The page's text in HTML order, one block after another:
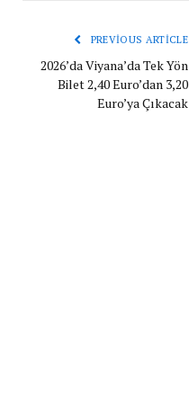
PREVIOUS ARTICLE
2026’da Viyana’da Tek Yön
Bilet 2,40 Euro’dan 3,20
Euro’ya Çıkacak